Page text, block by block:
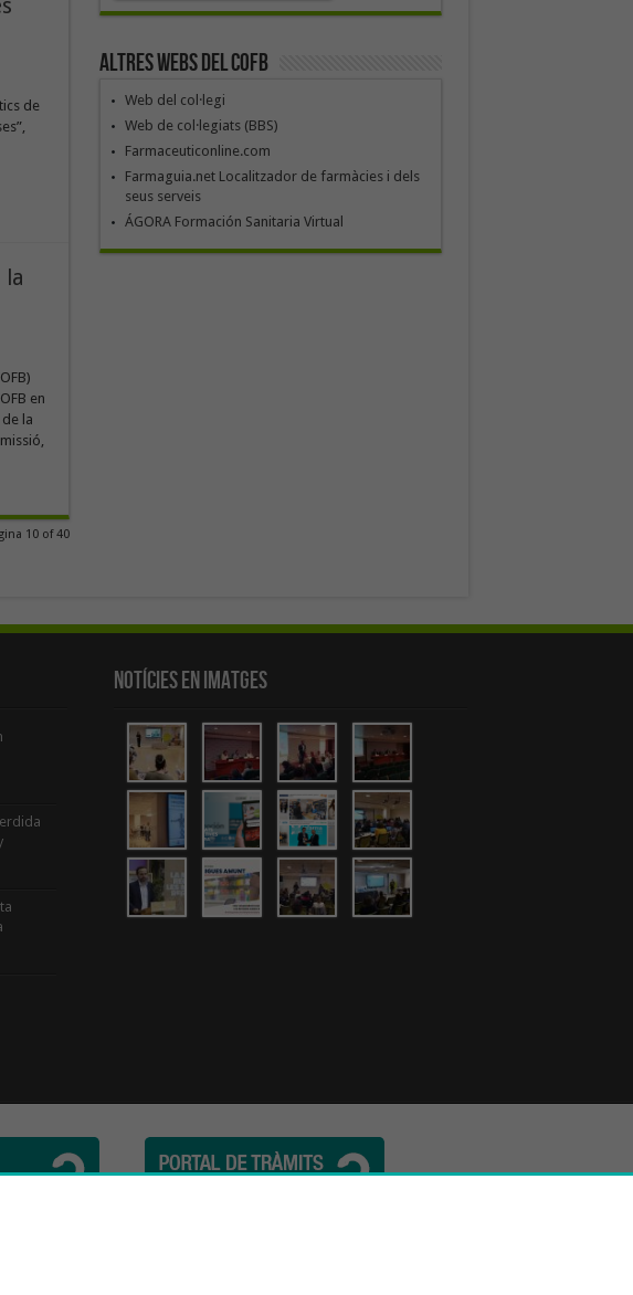
de
la
en
la
10 of 40
Altres webs del COFB
Web del col·legi
Web de col·legiats (BBS)
Farmaceuticonline.com
Farmaguia.net Localitzador de farmàcies i dels
seus serveis
ÁGORA Formación Sanitaria Virtual
Notícies en Imatges
Barcelona | Tel. (34) 932 44 07 10